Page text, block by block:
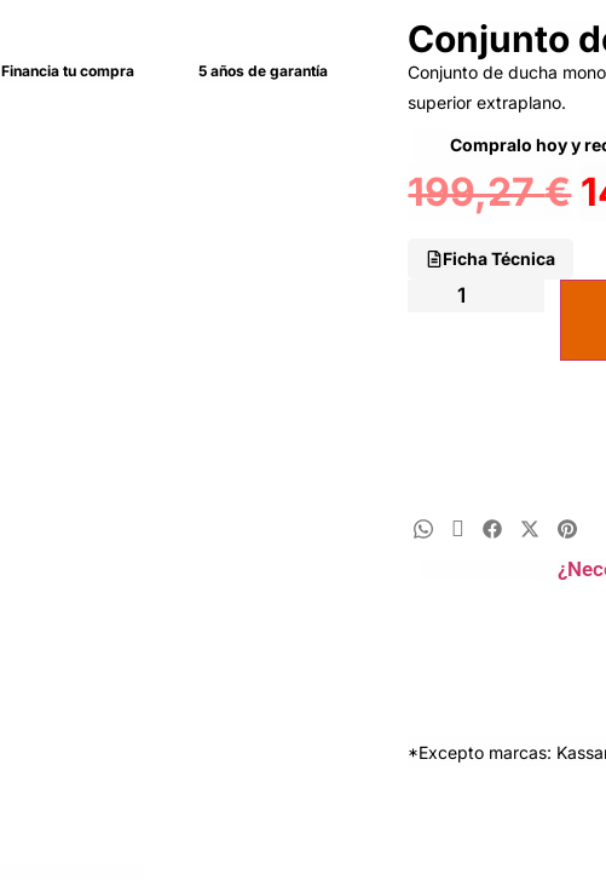
Financia tu compra 5 años de garantía
Conjunto
Conjunto de ducha
superior extraplano.
Compralo hoy y
199,27€
Ficha Técnica
*Excepto marcas: